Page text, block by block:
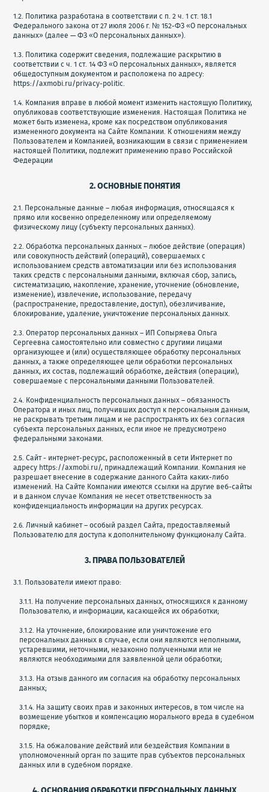
1.2. Политика разработана в соответствии с п. 2 ч. 1 ст. 18.1
Федерального закона от 27 июля 2006 г. № 152-ФЗ «О персональных
данных» (далее — ФЗ «О персональных данных»).
1.3. Политика содержит сведения, подлежащие раскрытию в
соответствии с ч. 1 ст. 14 ФЗ «О персональных данных», является
общедоступным документом и расположена по адресу:
https://axmobi.ru/privacy-politic.
1.4. Компания вправе в любой момент изменить настоящую Политику,
опубликовав соответствующие изменения. Настоящая Политика не
может быть изменена, кроме как посредством опубликования
измененного документа на Сайте Компании. К отношениям между
Пользователем и Компанией, возникающим в связи с применением
настоящей Политики, подлежит применению право Российской
Федерации
2. ОСНОВНЫЕ ПОНЯТИЯ
2.1. Персональные данные – любая информация, относящаяся к
прямо или косвенно определенному или определяемому
физическому лицу (субъекту персональных данных).
2.2. Обработка персональных данных – любое действие (операция)
или совокупность действий (операций), совершаемых с
использованием средств автоматизации или без использования
таких средств с персональными данными, включая сбор, запись,
систематизацию, накопление, хранение, уточнение (обновление,
изменение), извлечение, использование, передачу
(распространение, предоставление, доступ), обезличивание,
блокирование, удаление, уничтожение персональных данных.
2.3. Оператор персональных данных – ИП Сопыряева Ольга
Сергеевна самостоятельно или совместно с другими лицами
организующее и (или) осуществляющее обработку персональных
данных, а также определяющее цели обработки персональных
данных, их состав, подлежащий обработке, действия (операции),
совершаемые с персональными данными Пользователей.
2.4. Конфиденциальность персональных данных – обязанность
Оператора и иных лиц, получивших доступ к персональным данным,
не раскрывать третьим лицам и не распространять их без согласия
субъекта персональных данных, если иное не предусмотрено
федеральными законами.
2.5. Сайт - интернет-ресурс, расположенный в сети Интернет по
адресу https://axmobi.ru/, принадлежащий Компании. Компания не
разрешает внесение в содержание данного Сайта каких-либо
изменений. На Сайте Компании имеются ссылки на другие веб-сайты
и в данном случае Компания не несет ответственность за
конфиденциальность информации на других ресурсах.
2.6. Личный кабинет – особый раздел Сайта, предоставляемый
Пользователю для доступа к дополнительному функционалу Сайта.
3. ПРАВА ПОЛЬЗОВАТЕЛЕЙ
3.1. Пользователи имеют право:
3.1.1. На получение персональных данных, относящихся к данному
Пользователю, и информации, касающейся их обработки;
3.1.2. На уточнение, блокирование или уничтожение его
персональных данных в случае, если они являются неполными,
устаревшими, неточными, незаконно полученными или не
являются необходимыми для заявленной цели обработки;
3.1.3. На отзыв данного им согласия на обработку персональных
данных;
3.1.4. На защиту своих прав и законных интересов, в том числе на
возмещение убытков и компенсацию морального вреда в судебном
порядке;
3.1.5. На обжалование действий или бездействия Компании в
уполномоченный орган по защите прав субъектов персональных
данных или в судебном порядке.